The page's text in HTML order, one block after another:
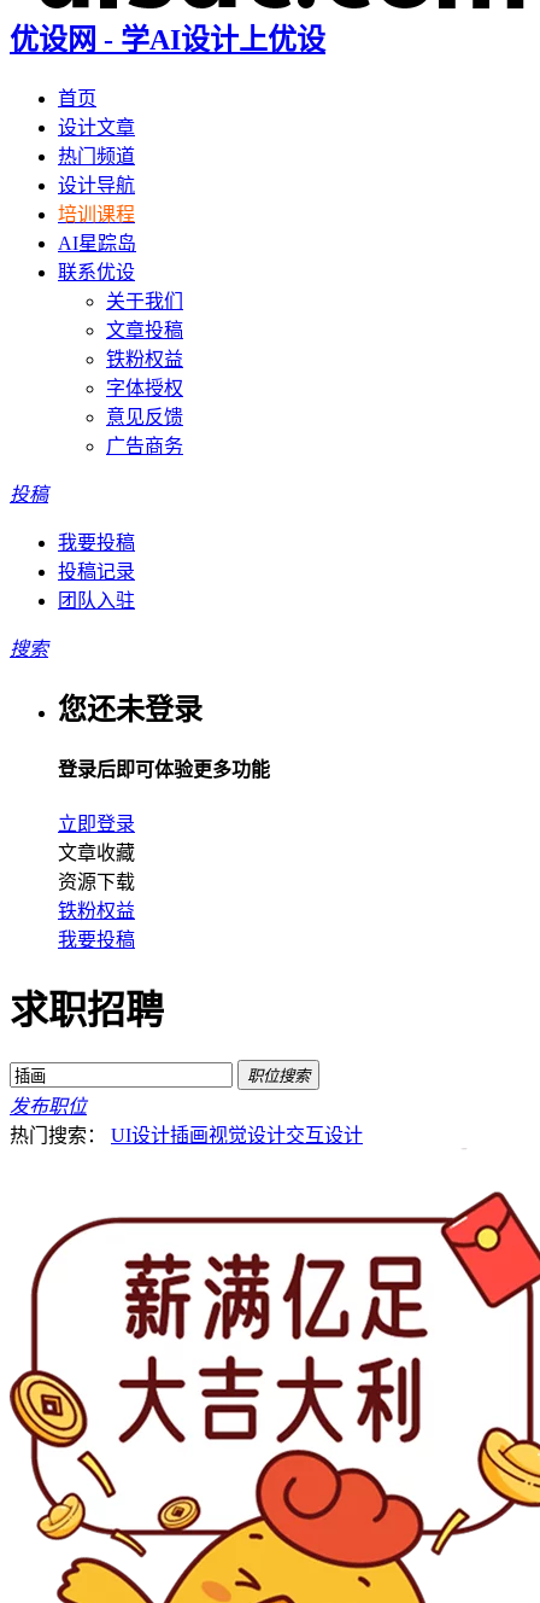
优设网 - 学AI设计上优设
首页
设计文章
热门频道
设计导航
培训课程
AI星踪岛
联系优设
关于我们
文章投稿
铁粉权益
字体授权
意见反馈
广告商务
投稿
我要投稿
投稿记录
团队入驻
搜索
您还未登录
登录后即可体验更多功能
立即登录
文章收藏
资源下载
铁粉权益
我要投稿
求职招聘
职位搜索
发布职位
热门搜索：
UI设计插画视觉设计交互设计